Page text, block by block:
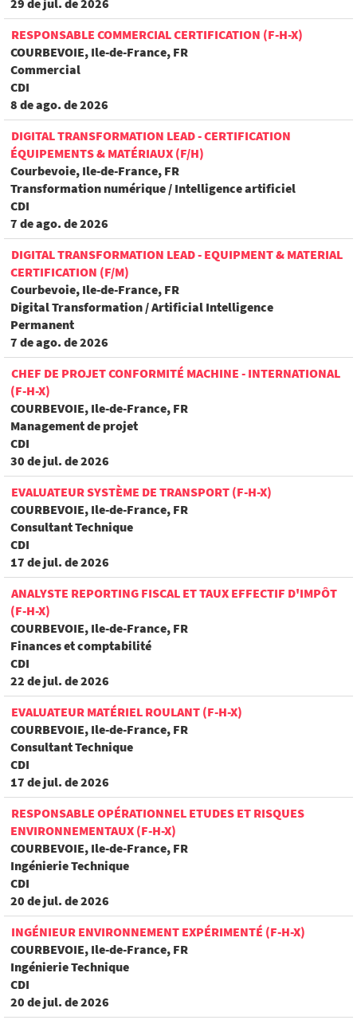
29 de jul. de 2026
RESPONSABLE COMMERCIAL CERTIFICATION (F-H-X)
COURBEVOIE, Ile-de-France, FR
Commercial
CDI
8 de ago. de 2026
DIGITAL TRANSFORMATION LEAD - CERTIFICATION
ÉQUIPEMENTS & MATÉRIAUX (F/H)
Courbevoie, Ile-de-France, FR
Transformation numérique / Intelligence artificiel
CDI
7 de ago. de 2026
DIGITAL TRANSFORMATION LEAD - EQUIPMENT & MATERIAL
CERTIFICATION (F/M)
Courbevoie, Ile-de-France, FR
Digital Transformation / Artificial Intelligence
Permanent
7 de ago. de 2026
CHEF DE PROJET CONFORMITÉ MACHINE - INTERNATIONAL
(F-H-X)
COURBEVOIE, Ile-de-France, FR
Management de projet
CDI
30 de jul. de 2026
EVALUATEUR SYSTÈME DE TRANSPORT (F-H-X)
COURBEVOIE, Ile-de-France, FR
Consultant Technique
CDI
17 de jul. de 2026
ANALYSTE REPORTING FISCAL ET TAUX EFFECTIF D'IMPÔT
(F-H-X)
COURBEVOIE, Ile-de-France, FR
Finances et comptabilité
CDI
22 de jul. de 2026
EVALUATEUR MATÉRIEL ROULANT (F-H-X)
COURBEVOIE, Ile-de-France, FR
Consultant Technique
CDI
17 de jul. de 2026
RESPONSABLE OPÉRATIONNEL ETUDES ET RISQUES
ENVIRONNEMENTAUX (F-H-X)
COURBEVOIE, Ile-de-France, FR
Ingénierie Technique
CDI
20 de jul. de 2026
INGÉNIEUR ENVIRONNEMENT EXPÉRIMENTÉ (F-H-X)
COURBEVOIE, Ile-de-France, FR
Ingénierie Technique
CDI
20 de jul. de 2026